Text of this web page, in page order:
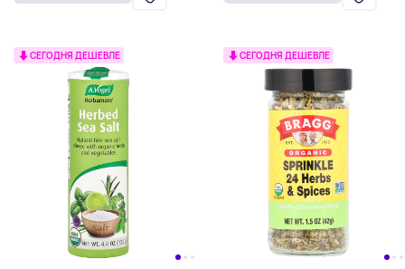
СЕГОДНЯ ДЕШЕВЛЕ СЕГОДНЯ ДЕШЕВЛЕ